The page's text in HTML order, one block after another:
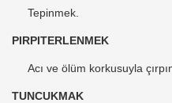
Tepinmek.
PIRPITERLENMEK
Acı ve ölüm korkusuyla
TUNCUKMAK